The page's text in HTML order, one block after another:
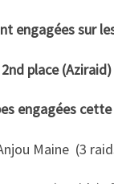
engagées sur
place
engagées
Maine (3